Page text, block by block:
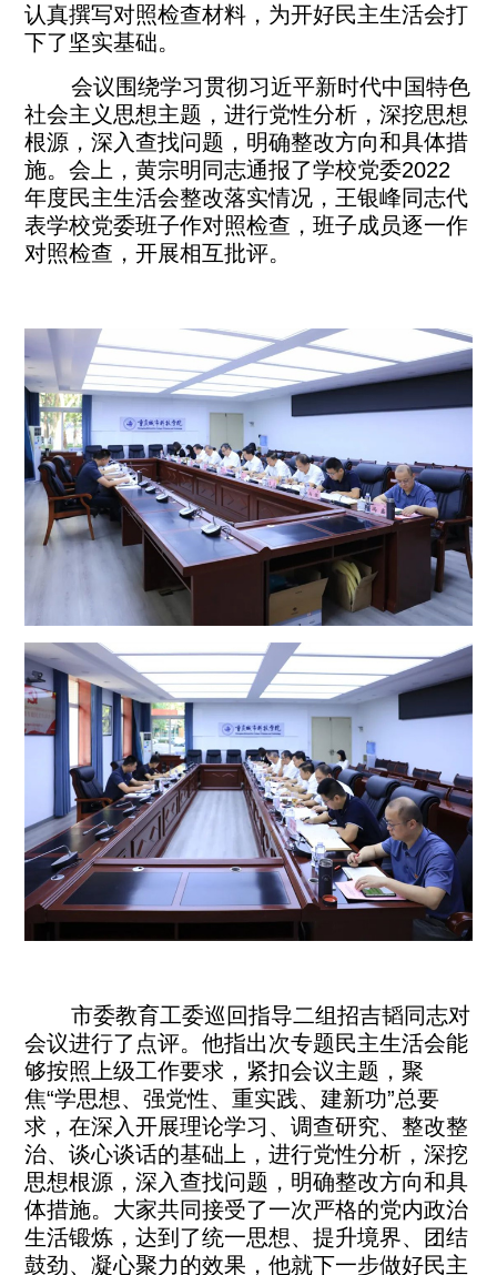
认真撰写对照检查材料，为开好民主生活会打
下了坚实基础。
会议围绕学习贯彻习近平新时代中国特色
社会主义思想主题，进行党性分析，深挖思想
根源，深入查找问题，明确整改方向和具体措
施。会上，黄宗明同志通报了学校党委2022
年度民主生活会整改落实情况，王银峰同志代
表学校党委班子作对照检查，班子成员逐一作
对照检查，开展相互批评。
市委教育工委巡回指导二组招吉韬同志对
会议进行了点评。他指出次专题民主生活会能
够按照上级工作要求，紧扣会议主题，聚
焦“学思想、强党性、重实践、建新功”总要
求，在深入开展理论学习、调查研究、整改整
治、谈心谈话的基础上，进行党性分析，深挖
思想根源，深入查找问题，明确整改方向和具
体措施。大家共同接受了一次严格的党内政治
生活锻炼，达到了统一思想、提升境界、团结
鼓劲、凝心聚力的效果，他就下一步做好民主